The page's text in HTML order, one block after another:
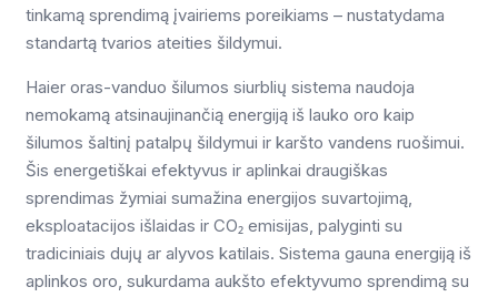
tinkamą sprendimą įvairiems poreikiams – nustatydama
standartą tvarios ateities šildymui.
Haier oras-vanduo šilumos siurblių sistema naudoja
nemokamą atsinaujinančią energiją iš lauko oro kaip
šilumos šaltinį patalpų šildymui ir karšto vandens ruošimui.
Šis energetiškai efektyvus ir aplinkai draugiškas
sprendimas žymiai sumažina energijos suvartojimą,
eksploatacijos išlaidas ir CO₂ emisijas, palyginti su
tradiciniais dujų ar alyvos katilais. Sistema gauna energiją iš
aplinkos oro, sukurdama aukšto efektyvumo sprendimą su